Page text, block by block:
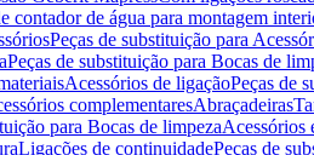
contador de água para montagem
Peças de substituição para
Peças de substituição para Bocas de
Acessórios de ligaçãoPeças de
complementaresAbraçadeiras
para Bocas de limpezaAcessórios
Ligações de continuidadePeças de